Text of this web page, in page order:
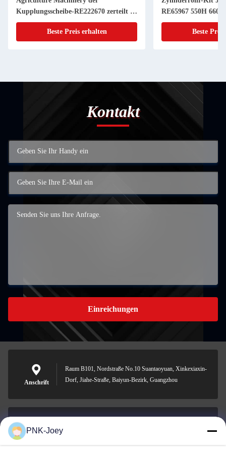
Kupplungsscheibe-RE222670 zerteilt 11
Zoll 20 KEIL
Beste Preis erhalten
RE65967 550H 6603
Powerthch Turbo
Beste
Kontakt
Einreichungen
Anschrift
Raum B101, Nordstraße No.10 Suantaoyuan, Xinkexiaxin-
Dorf, Jiahe-Straße, Baiyun-Bezirk, Guangzhou
E-Mail-Adresse
PNK-Joey